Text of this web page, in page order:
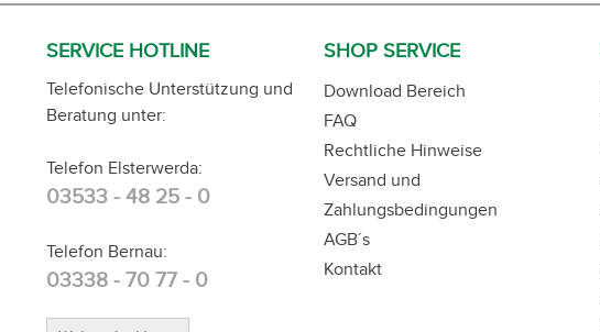
SERVICE HOTLINE
Telefonische Unterstützung und
Beratung unter:
Telefon Elsterwerda:
03533 - 48 25 - 0
Telefon Bernau:
03338 - 70 77 - 0
SHOP SERVICE
Download Bereich
FAQ
Rechtliche Hinweise
Versand und
Zahlungsbedingungen
AGB´s
Kontakt